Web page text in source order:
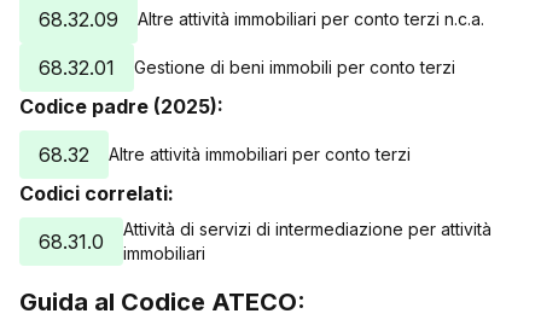
68.32.09
Altre attività immobiliari per conto terzi n.c.a.
68.32.01 Gestione di beni immobili per conto terzi
Codice padre (2025):
68.32
Altre attività immobiliari per conto terzi
Codici correlati:
68.31.0
Attività di servizi di intermediazione per attività
immobiliari
Guida al Codice ATECO: